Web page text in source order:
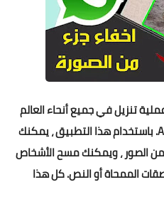
على 11 مليون عملية تنزيل في جميع أنحاء العالم
ولديه أعلى تصنيف في App Store. باستخدام هذا التطبيق ، يمكنك
الصور ، ويمكنك مسح الأشخاص
الممحاة أو النص. كل هذا